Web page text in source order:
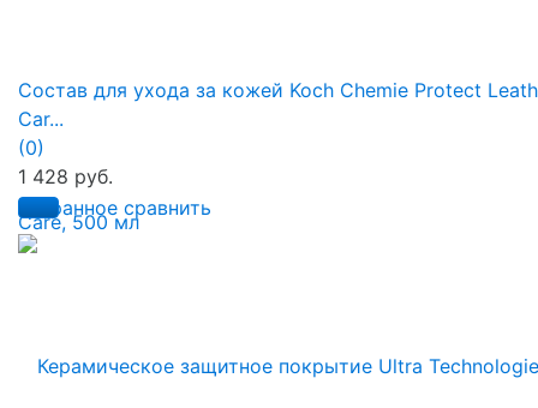
избранное сравнить
Состав для ухода за кожей Koch Chemie Protect
Car...
(0)
1 428 руб.